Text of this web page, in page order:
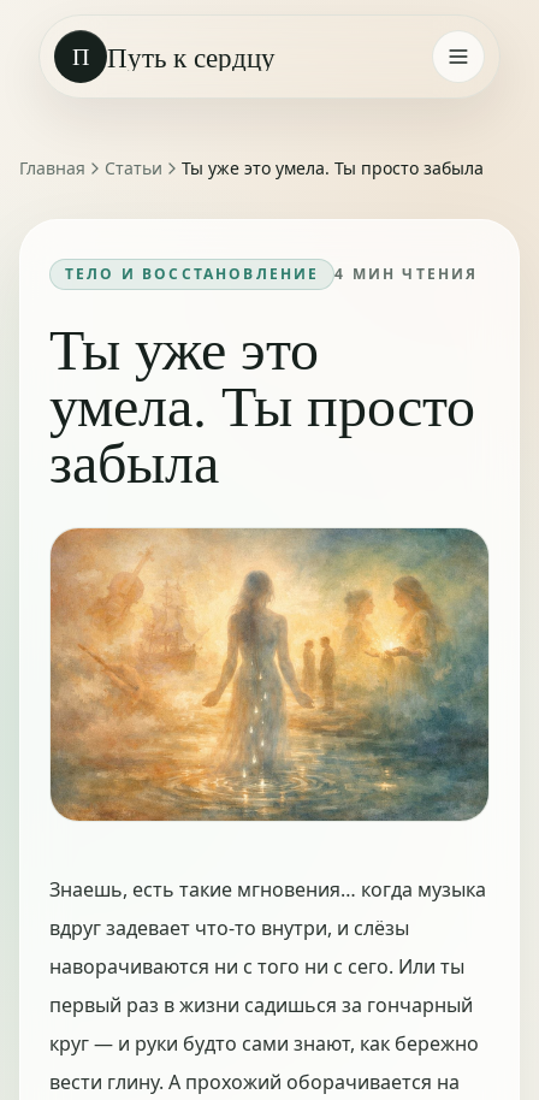
П Путь к сердцу
Главная Статьи Ты уже это умела. Ты просто забыла
ТЕЛО И ВОССТАНОВЛЕНИЕ 4 МИН ЧТЕНИЯ
Ты уже это
умела. Ты просто
забыла
Знаешь, есть такие мгновения… когда музыка
вдруг задевает что-то внутри, и слёзы
наворачиваются ни с того ни с сего. Или ты
первый раз в жизни садишься за гончарный
круг — и руки будто сами знают, как бережно
вести глину. А прохожий оборачивается на